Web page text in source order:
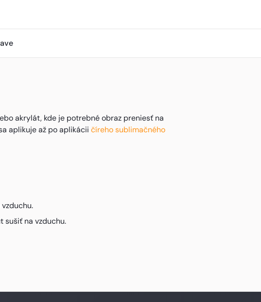
akrylát, kde je potrebné obraz preniesť na
aplikuje až po aplikácii číreho sublimačného
sušiť na vzduchu.